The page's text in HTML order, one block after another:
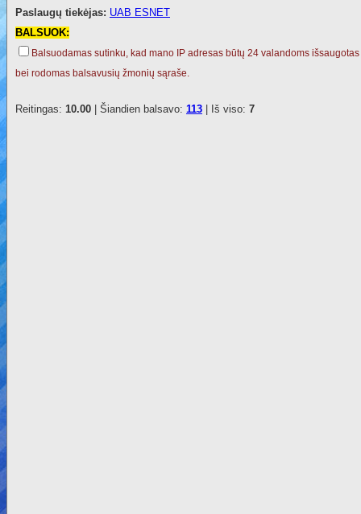
Paslaugų tiekėjas: UAB ESNET
BALSUOK:
Balsuodamas sutinku, kad mano IP adresas būtų 24 valandoms išsaugotas
bei rodomas balsavusių žmonių sąraše.
Reitingas: 10.00 | Šiandien balsavo: 113 | Iš viso: 7